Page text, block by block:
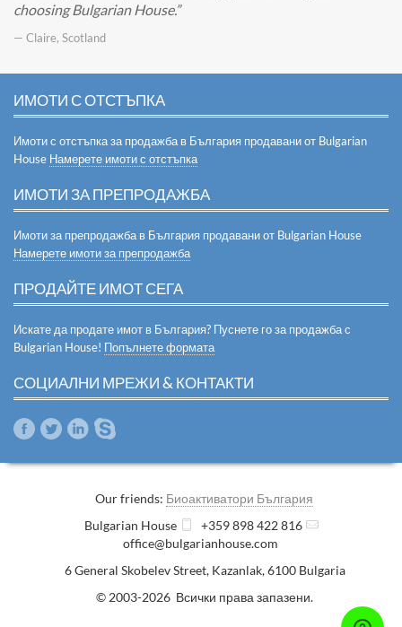
choosing Bulgarian House.
— Claire, Scotland
ИМОТИ С ОТСТЪПКА
Имоти с отстъпка за продажба в България продавани от Bulgarian
House Намерете имоти с отстъпка
ИМОТИ ЗА ПРЕПРОДАЖБА
Имоти за препродажба в България продавани от Bulgarian House
Намерете имоти за препродажба
ПРОДАЙТЕ ИМОТ СЕГА
Искате да продате имот в България? Пуснете го за продажба с
Bulgarian House! Попълнете формата
СОЦИАЛНИ МРЕЖИ & КОНТАКТИ
Our friends: Биоактиватори България
Bulgarian House
+359 898 422 816
office@bulgarianhouse.com
6 General Skobelev Street, Kazanlak,6100 Bulgaria
© 2003-2026 Всички права запазени.